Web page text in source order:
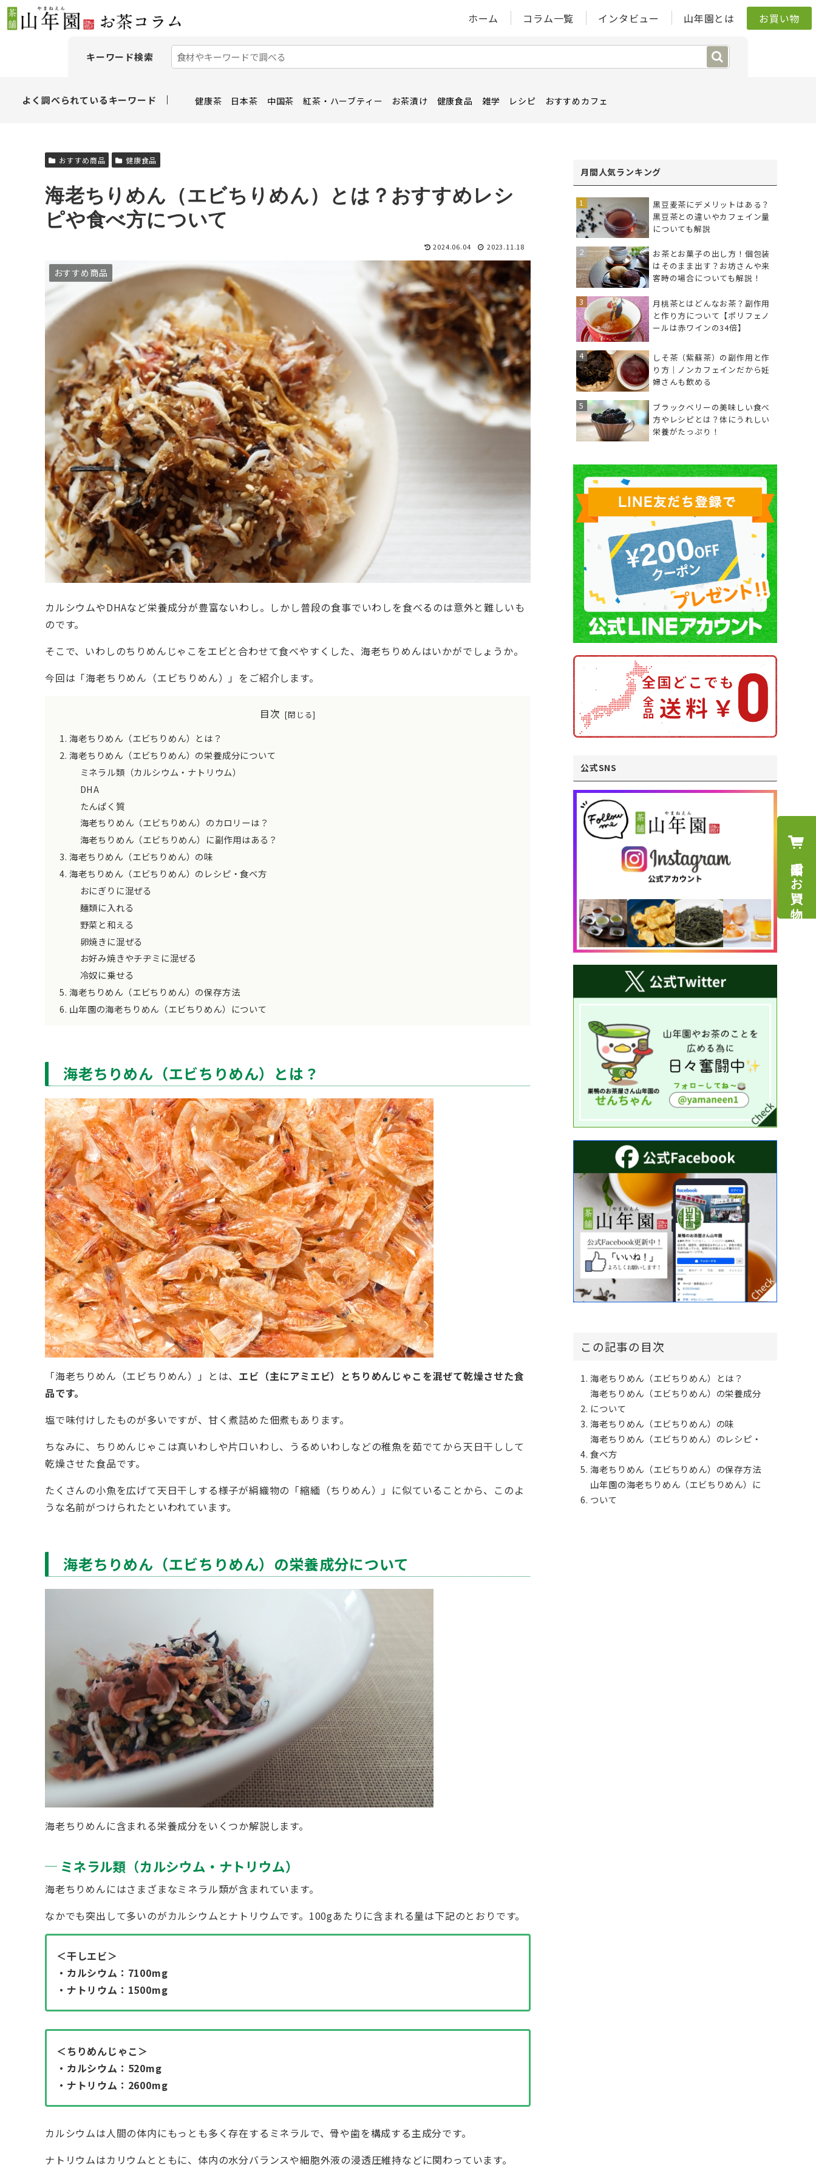
ホーム コラム一覧 インタビュー 山年園とは お買い物
キーワード検索
よく調べられているキーワード 健康茶 日本茶 中国茶 紅茶・ハーブティー お茶漬け 健康食品 雑学 レシピ おすすめカフェ
おすすめ商品 健康食品
海老ちりめん（エビちりめん）とは？おすすめレシ
ピや食べ方について
2024.06.04 2023.11.18
おすすめ商品
カルシウムやDHAなど栄養成分が豊富ないわし。しかし普段の食事でいわしを食べるのは意外と難しいも
のです。
そこで、いわしのちりめんじゃこをエビと合わせて食べやすくした、海老ちりめんはいかがでしょうか。
今回は「海老ちりめん（エビちりめん）」をご紹介します。
目次
海老ちりめん（エビちりめん）とは？
海老ちりめん（エビちりめん）の栄養成分について
ミネラル類（カルシウム・ナトリウム）
DHA
たんぱく質
海老ちりめん（エビちりめん）のカロリーは？
海老ちりめん（エビちりめん）に副作用はある？
海老ちりめん（エビちりめん）の味
海老ちりめん（エビちりめん）のレシピ・食べ方
おにぎりに混ぜる
麺類に入れる
野菜と和える
卵焼きに混ぜる
お好み焼きやチヂミに混ぜる
冷奴に乗せる
海老ちりめん（エビちりめん）の保存方法
山年園の海老ちりめん（エビちりめん）について
海老ちりめん（エビちりめん）とは？
「海老ちりめん（エビちりめん）」とは、 エビ（主にアミエビ）とちりめんじゃこを混ぜて乾燥させた食
品です。
塩で味付けしたものが多いですが、甘く煮詰めた佃煮もあります。
ちなみに、ちりめんじゃこは真いわしや片口いわし、うるめいわしなどの稚魚を茹でてから天日干しして
乾燥させた食品です。
たくさんの小魚を広げて天日干しする様子が絹織物の「縮緬（ちりめん）」に似ていることから、このよ
うな名前がつけられたといわれています。
海老ちりめん（エビちりめん）の栄養成分について
海老ちりめんに含まれる栄養成分をいくつか解説します。
ミネラル類（カルシウム・ナトリウム）
海老ちりめんにはさまざまなミネラル類が含まれています。
なかでも突出して多いのがカルシウムとナトリウムです。100gあたりに含まれる量は下記のとおりです。
＜干しエビ＞
・カルシウム：7100mg
・ナトリウム：1500mg
＜ちりめんじゃこ＞
・カルシウム：520mg
・ナトリウム：2600mg
カルシウムは人間の体内にもっとも多く存在するミネラルで、骨や歯を構成する主成分です。
ナトリウムはカリウムとともに、体内の水分バランスや細胞外液の浸透圧維持などに関わっています。
月間人気ランキング
黒豆麦茶にデメリットはある？
黒豆茶との違いやカフェイン量
についても解説
お茶とお菓子の出し方！個包装
はそのまま出す？お坊さんや来
客時の場合についても解説！
月桃茶とはどんなお茶？副作用
と作り方について【ポリフェノ
ールは赤ワインの34倍】
しそ茶（紫蘇茶）の副作用と作
り方｜ノンカフェインだから妊
婦さんも飲める
ブラックベリーの美味しい食べ
方やレシピとは？体にうれしい
栄養がたっぷり！
公式SNS
この記事の目次
海老ちりめん（エビちりめん）とは？
海老ちりめん（エビちりめん）の栄養成分
について
海老ちりめん（エビちりめん）の味
海老ちりめん（エビちりめん）のレシピ・
食べ方
海老ちりめん（エビちりめん）の保存方法
山年園の海老ちりめん（エビちりめん）に
ついて
山年園でお買い物